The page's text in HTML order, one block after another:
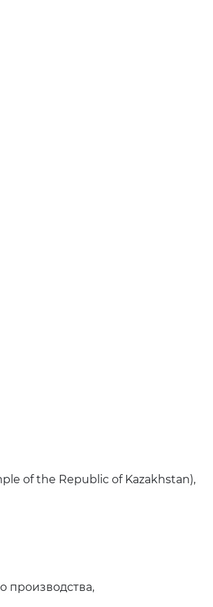
of the Republic of Kazakhstan),
производства,